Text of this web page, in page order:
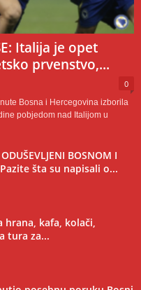
Italija je opet
prvenstvo,...
0
Bosna i Hercegovina izborila
pobjedom nad Italijom u
BOSNOM I
Pazite šta su napisali o...
hrana, kafa, kolači,
tura za...